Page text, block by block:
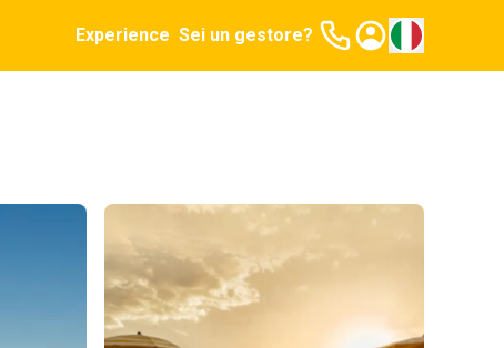
Experience Sei un gestore?